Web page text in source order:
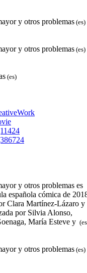
y otros problemas (es)
y otros problemas (es)
(es)
y otros problemas es
española cómica de
Clara Martínez-Lázaro y
por Silvia Alonso,
María Esteve y
y otros problemas (es)